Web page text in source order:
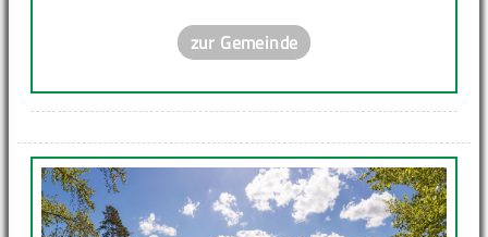
zur Gemeinde